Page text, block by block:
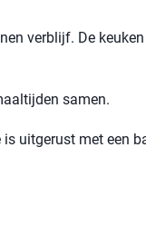
verblijf. De
samen.
uitgerust met een